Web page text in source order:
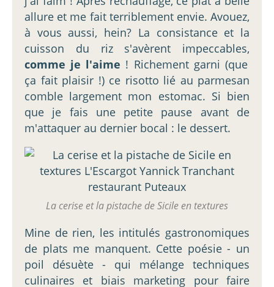
allure et me fait terriblement envie. Avouez,
à vous aussi, hein? La consistance et la
cuisson du riz s'avèrent impeccables,
comme je l'aime ! Richement garni (que
ça fait plaisir !) ce risotto lié au parmesan
comble largement mon estomac. Si bien
que je fais une petite pause avant de
m'attaquer au dernier bocal : le dessert.
La cerise et la pistache de Sicile en textures
Mine de rien, les intitulés gastronomiques
de plats me manquent. Cette poésie - un
poil désuète - qui mélange techniques
culinaires et biais marketing pour faire